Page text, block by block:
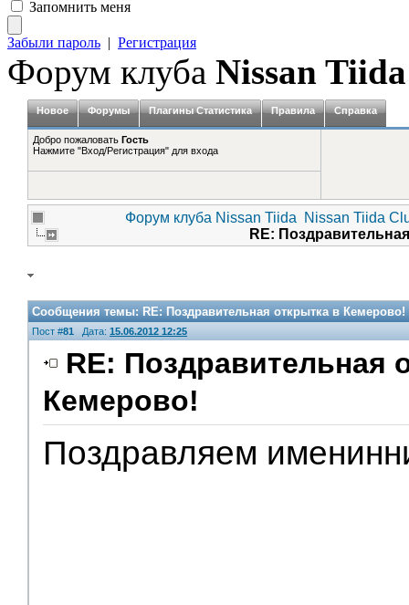
Запомнить меня
Забыли пароль | Регистрация
Форум клуба Nissan Tiida
Новое Форумы Плагины Статистика Правила Справка
Добро пожаловать Гость
Нажмите "Вход/Регистрация" для входа
Форум клуба Nissan Tiida
Nissan Tiida
RE:
Сообщения темы:RE: Поздравительная открытка в Кемерово!
Пост #81 Дата: 15.06.2012 12:25
RE: Поздравительная
Кемерово!
Поздравляем